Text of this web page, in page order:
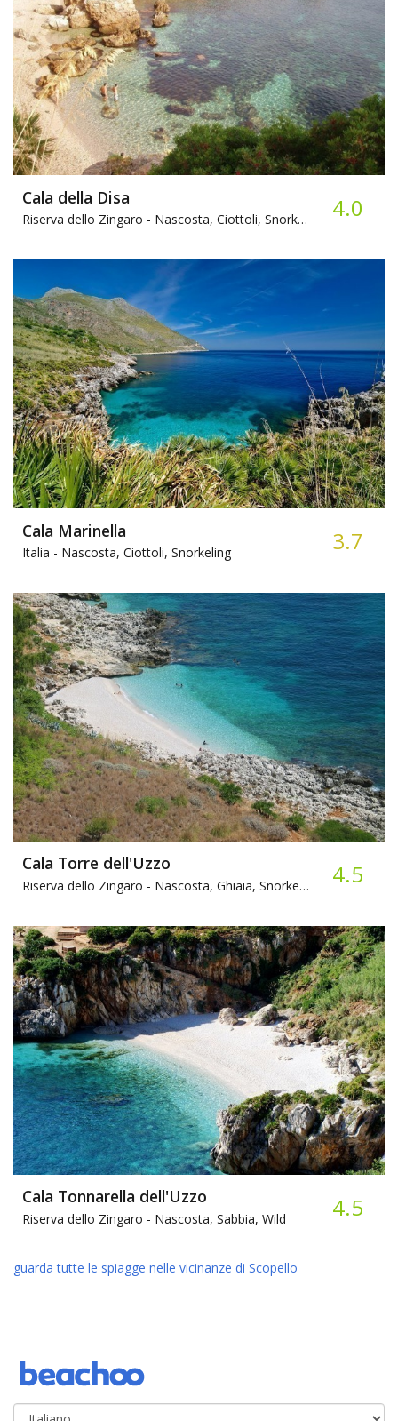
Cala della Disa
Riserva dello Zingaro - Nascosta, Ciottoli, Snorkeling 4.0
Cala Marinella
Italia - Nascosta, Ciottoli, Snorkeling 3.7
Cala Torre dell'Uzzo
Riserva dello Zingaro - Nascosta, Ghiaia, Snorkeling 4.5
Cala Tonnarella dell'Uzzo
Riserva dello Zingaro - Nascosta, Sabbia, Wild 4.5
guarda tutte le spiagge nelle vicinanze di Scopello